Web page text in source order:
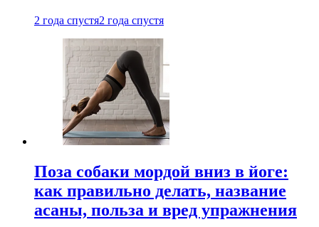
2 года спустя2 года спустя
Поза собаки мордой вниз в йоге:
как правильно делать, название
асаны, польза и вред упражнения